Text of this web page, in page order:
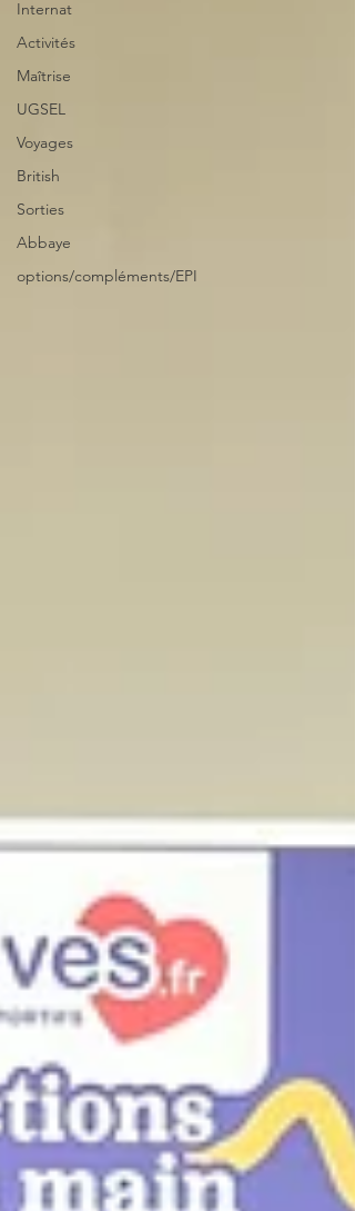
Internat
Activités
Maîtrise
UGSEL
Voyages
British
Sorties
Abbaye
options/compléments/EPI